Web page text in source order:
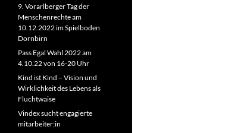
9. Vorarlberger Tag der
Menschenrechte am
10.12.2022 im Spielboden
Dornbirn
Pass Egal Wahl 2022 am
4.10.22 von 16-20 Uhr
Kind ist Kind – Vision und
Wirklichkeit des Lebens als
Fluchtwaise
Vindex sucht engagierte
mitarbeiter:in